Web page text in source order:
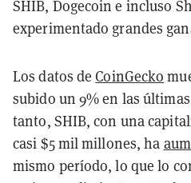
SHIB, Dogecoin e incluso
experimentado grandes
Los datos deCoinGecko
subido un 9% en las
tanto, SHIB, con una
casi $5 mil millones, ha
mismo período, lo que lo